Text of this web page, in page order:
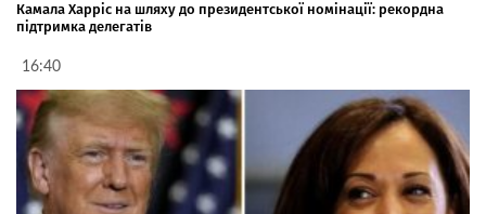
Камала Харріс на шляху до президентської номінації: рекордна
підтримка делегатів
16:40